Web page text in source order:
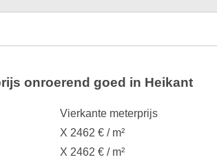
onroerend goed in Heikant
Vierkante meterprijs
X 2462 € / m²
X 2462 € / m²